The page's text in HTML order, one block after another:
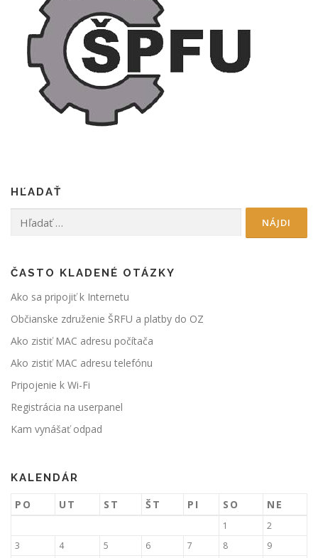
HĽADAŤ
ČASTO KLADENÉ OTÁZKY
Ako sa pripojiť k Internetu
Občianske združenie ŠRFU a platby do OZ
Ako zistiť MAC adresu počítača
Ako zistiť MAC adresu telefónu
Pripojenie k Wi-Fi
Registrácia na userpanel
Kam vynášať odpad
KALENDÁR
PO UT ST ŠT PI SO NE
1
2
3
4 5 6 7 8
9